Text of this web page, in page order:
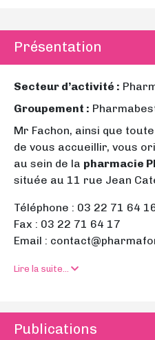
Présentation
Secteur d’activité :
Groupement :
Mr Fachon, ainsi que
de vous accueillir, vous
au sein de la pharmacie
située au 11 rue Jean
Téléphone : 03 22 71 64
Fax : 03 22 71 64 17
Email :
Lire la suite...
Publications